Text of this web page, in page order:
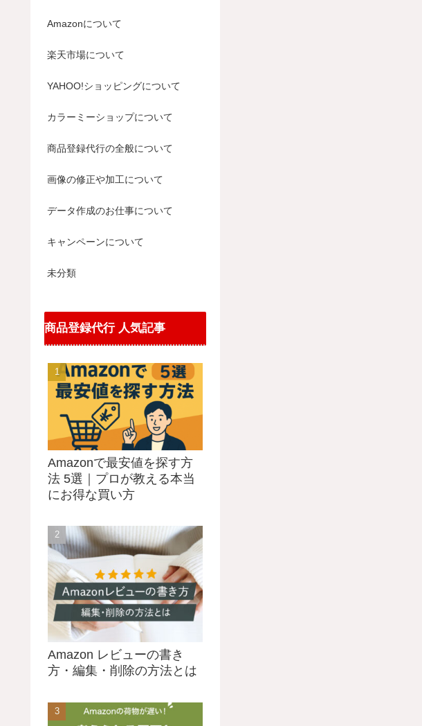
Amazonについて
楽天市場について
YAHOO!ショッピングについて
カラーミーショップについて
商品登録代行の全般について
画像の修正や加工について
データ作成のお仕事について
キャンペーンについて
未分類
商品登録代行 人気記事
Amazonで最安値を探す方
法 5選｜プロが教える本当
にお得な買い方
Amazon レビューの書き
方・編集・削除の方法とは